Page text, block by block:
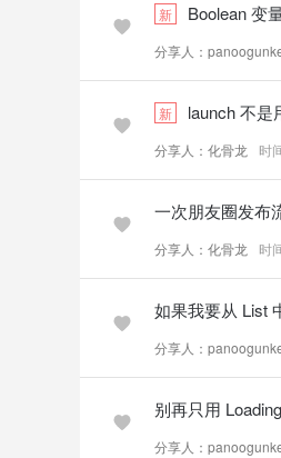
新 Boolean 变
分享人：
新 launch 不是
分享人：化骨龙 时
一次朋友圈发布
分享人：化骨龙 时
如果我要从 List
分享人：
别再只用
分享人：